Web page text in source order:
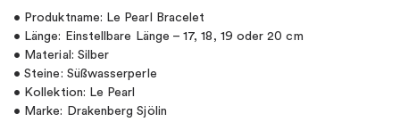
• Produktname: Le Pearl Bracelet
• Länge: Einstellbare Länge – 17, 18, 19 oder 20 cm
• Material: Silber
• Steine: Süßwasserperle
• Kollektion: Le Pearl
• Marke: Drakenberg Sjölin